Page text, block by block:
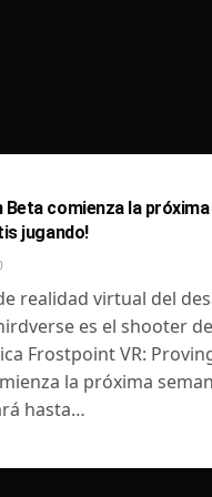
Beta comienza la
jugando!
realidad virtual del
es el shooter
Frostpoint VR:
la próxima
hasta…